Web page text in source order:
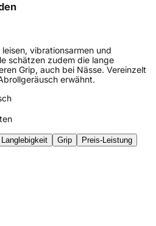
vibrationsarmen und
schätzen zudem die lange
Grip, auch bei Nässe. Vereinzelt
erwähnt.
Langlebigkeit Grip
Preis-Leistung